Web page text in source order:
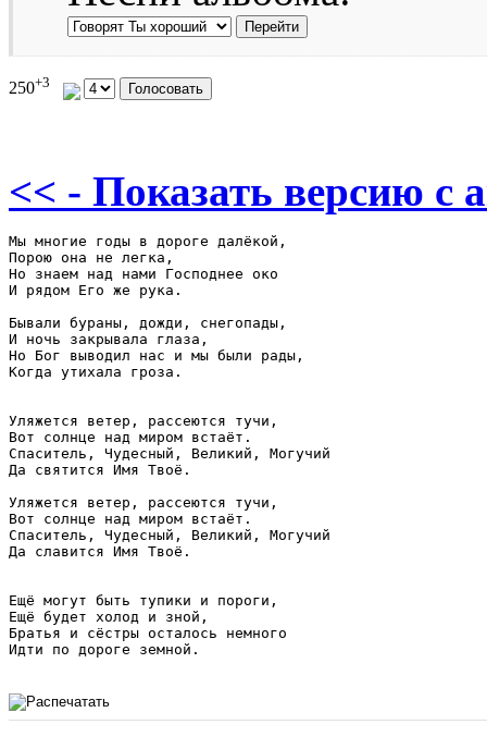
250+3
<< - Показать версию c
Мы многие годы в дороге далёкой,
Порою она не легка,
Но знаем над нами Господнее око
И рядом Его же рука.
Бывали бураны, дожди, снегопады,
И ночь закрывала глаза,
Но Бог выводил нас и мы были рады,
Когда утихала гроза.
Уляжется ветер, рассеются тучи,
Вот солнце над миром встаёт.
Спаситель, Чудесный, Великий, Могучий
Да святится Имя Твоё.
Уляжется ветер, рассеются тучи,
Вот солнце над миром встаёт.
Спаситель, Чудесный, Великий, Могучий
Да славится Имя Твоё.
Ещё могут быть тупики и пороги,
Ещё будет холод и зной,
Братья и сёстры осталось немного
Идти по дороге земной.